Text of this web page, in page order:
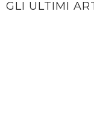
GLI ULTIMI